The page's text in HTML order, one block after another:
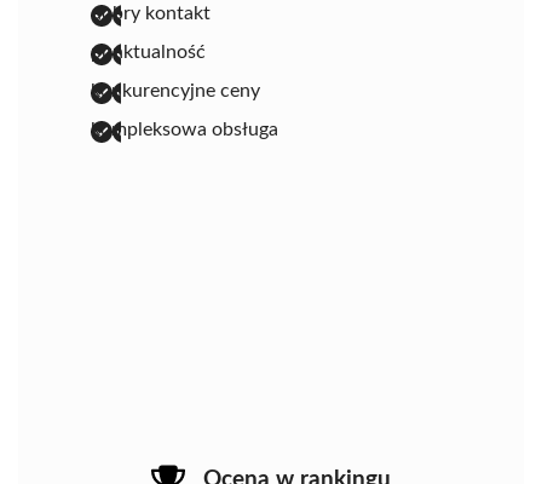
dobry kontakt
punktualność
konkurencyjne ceny
kompleksowa obsługa